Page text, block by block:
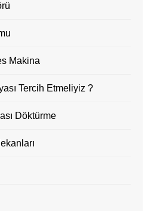
Makina
Tercih Etmeliyiz ?
Döktürme